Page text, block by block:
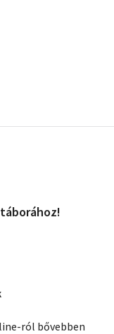
ról bővebben